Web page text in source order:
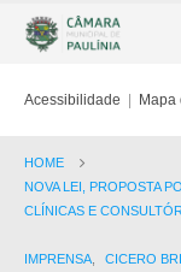
Acessibilidade | Mapa
HOME
NOVA LEI, PROPOSTA
CLÍNICAS E
IMPRENSA
CICERO